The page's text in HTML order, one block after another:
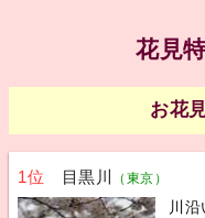
花見
お花
1位 目黒川 （東京）
川